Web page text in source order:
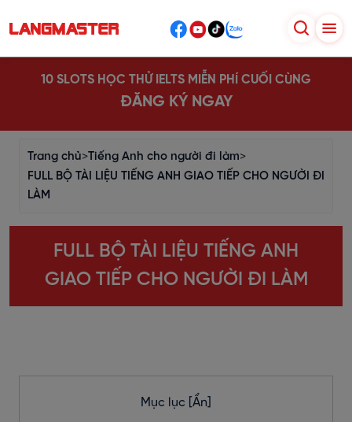
10 SLOTS HỌC THỬ IELTS MIỄN PHÍ CUỐI CÙNG
ĐĂNG KÝ NGAY
Trang chủ>Tiếng Anh cho người đi làm>
FULL BỘ TÀI LIỆU TIẾNG ANH GIAO TIẾP CHO NGƯỜI ĐI
LÀM
FULL BỘ TÀI LIỆU TIẾNG ANH
GIAO TIẾP CHO NGƯỜI ĐI LÀM
Mục lục [Ẩn]